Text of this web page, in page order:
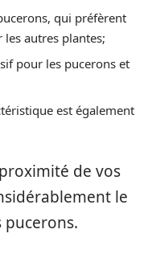
qui préfèrent
les autres plantes;
pour les pucerons et
est également
de vos
le
pucerons.